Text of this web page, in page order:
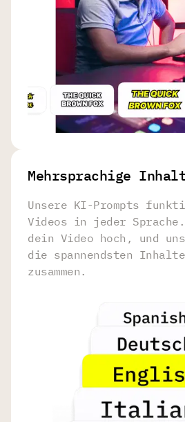
Mehrsprachige
Unsere KI-Prompts
Videos in jeder
dein Video hoch, und
die spannendsten
zusammen.